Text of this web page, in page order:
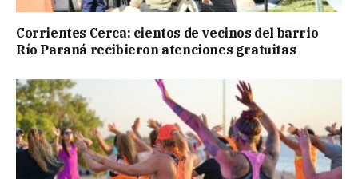
Corrientes Cerca: cientos de vecinos del barrio
Río Paraná recibieron atenciones gratuitas